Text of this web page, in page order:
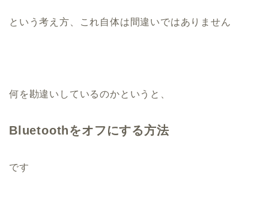
という考え方、これ自体は間違いではありません
何を勘違いしているのかというと、
Bluetoothをオフにする方法
です